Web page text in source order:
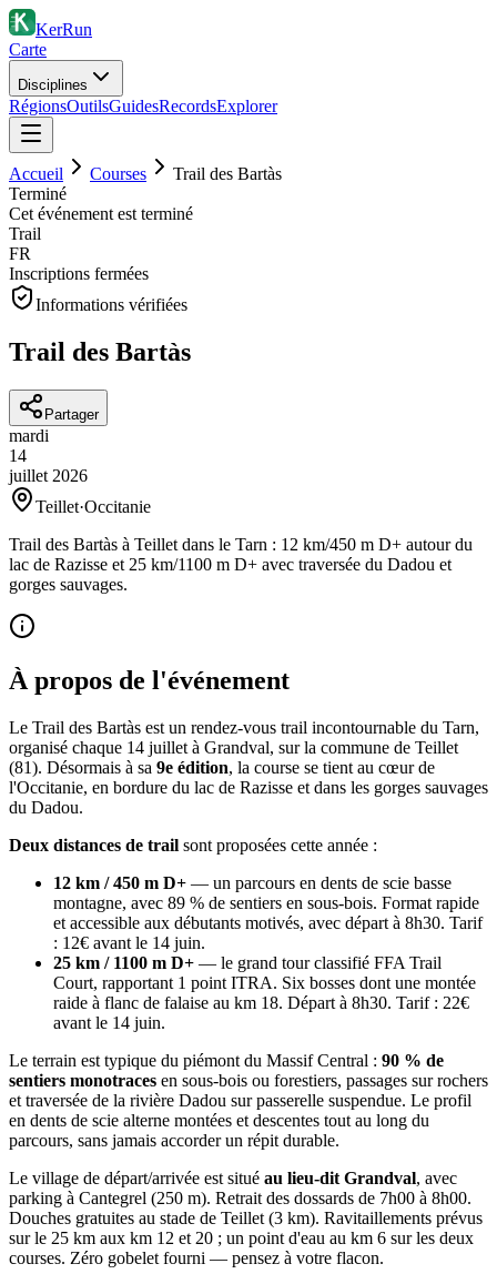
KerRun
Carte
Disciplines
RégionsOutilsGuidesRecordsExplorer
Accueil Courses
Trail des Bartàs
Terminé
Cet événement est terminé
Trail
FR
Inscriptions fermées
Informations vérifiées
Trail des Bartàs
Partager
mardi
14
juillet 2026
Teillet·Occitanie
Trail des Bartàs à Teillet dans le Tarn : 12 km/450 m D+ autour du
lac de Razisse et 25 km/1100 m D+ avec traversée du Dadou et
gorges sauvages.
À propos de l'événement
Le Trail des Bartàs est un rendez-vous trail incontournable du Tarn,
organisé chaque 14 juillet à Grandval, sur la commune de Teillet
(81). Désormais à sa 9e édition, la course se tient au cœur de
l'Occitanie, en bordure du lac de Razisse et dans les gorges sauvages
du Dadou.
Deux distances de trail sont proposées cette année :
12 km / 450 m D+ — un parcours en dents de scie basse
montagne, avec 89 % de sentiers en sous-bois. Format rapide
et accessible aux débutants motivés, avec départ à 8h30. Tarif
: 12€ avant le 14 juin.
25 km / 1100 m D+ — le grand tour classifié FFA Trail
Court, rapportant 1 point ITRA. Six bosses dont une montée
raide à flanc de falaise au km 18. Départ à 8h30. Tarif : 22€
avant le 14 juin.
Le terrain est typique du piémont du Massif Central : 90 % de
sentiers monotraces en sous-bois ou forestiers, passages sur rochers
et traversée de la rivière Dadou sur passerelle suspendue. Le profil
en dents de scie alterne montées et descentes tout au long du
parcours, sans jamais accorder un répit durable.
Le village de départ/arrivée est situé au lieu-dit Grandval, avec
parking à Cantegrel (250 m). Retrait des dossards de 7h00 à 8h00.
Douches gratuites au stade de Teillet (3 km). Ravitaillements prévus
sur le 25 km aux km 12 et 20 ; un point d'eau au km 6 sur les deux
courses. Zéro gobelet fourni — pensez à votre flacon.